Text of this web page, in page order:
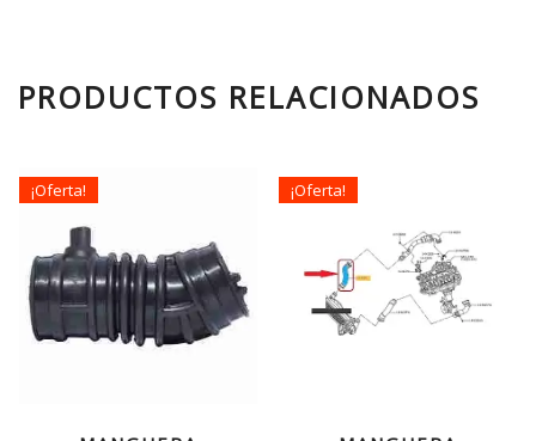
PRODUCTOS RELACIONADOS
¡Oferta! ¡Oferta!